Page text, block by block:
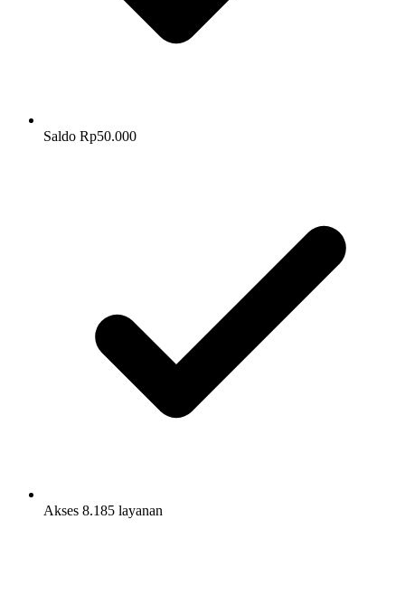
Saldo Rp50.000
Akses 8.185 layanan